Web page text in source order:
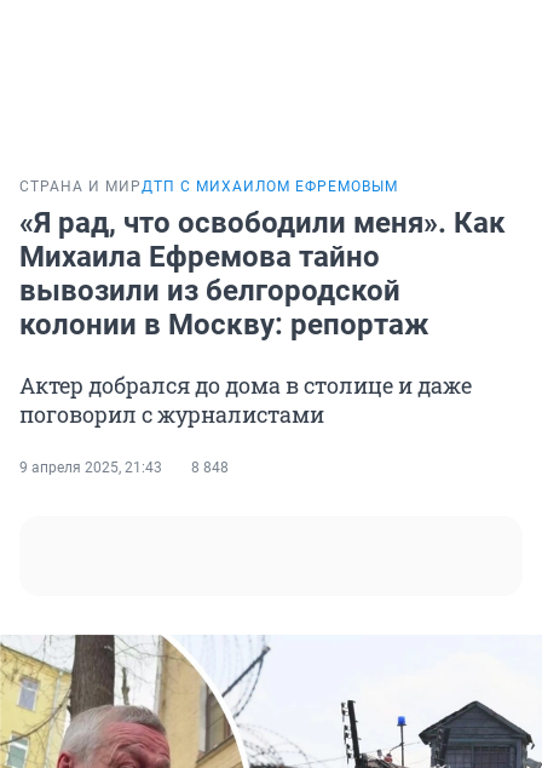
СТРАНА И МИРДТП С МИХАИЛОМ ЕФРЕМОВЫМ
«Я рад, что освободили меня». Как
Михаила Ефремова тайно
вывозили из белгородской
колонии в Москву: репортаж
Актер добрался до дома в столице и даже
поговорил с журналистами
9 апреля 2025, 21:43 8 848